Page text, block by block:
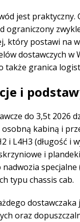
jest praktyczny.
ograniczony
który postawi na
dostawczych w
także granica
i
do 3,5t 2026
kabiną i
i L4H3 (długość i
i
nadwozia
typu chassis cab.
oraz